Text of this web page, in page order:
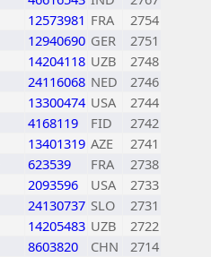
12573981 FRA
2754
12940690 GER
2751
14204118 UZB
2748
24116068 NED
2746
13300474 USA
2744
4168119 FID
2742
13401319 AZE
2741
623539 FRA
2738
2093596 USA
2733
24130737 SLO
2731
14205483 UZB
2722
8603820 CHN
2714